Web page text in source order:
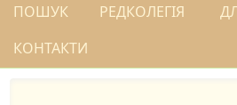
ПОШУК
РЕДКОЛЕГІЯ
КОНТАКТИ